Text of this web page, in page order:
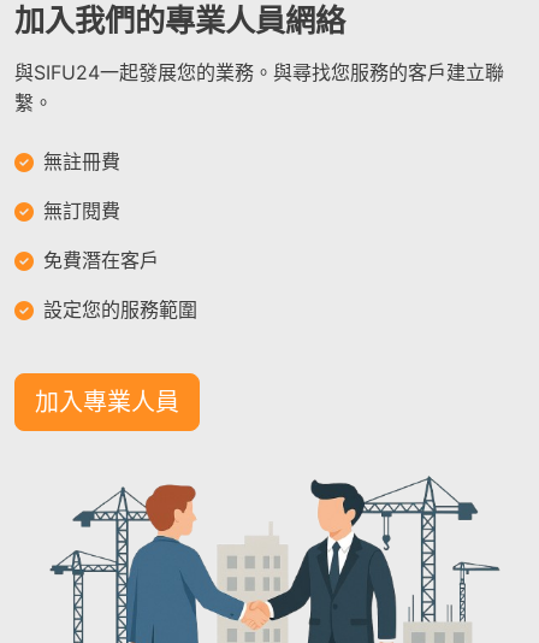
加入我們的專業人員網絡
與SIFU24一起發展您的業務。與尋找您服務的客戶建立聯
繫。
無註冊費
無訂閱費
免費潛在客戶
設定您的服務範圍
加入專業人員